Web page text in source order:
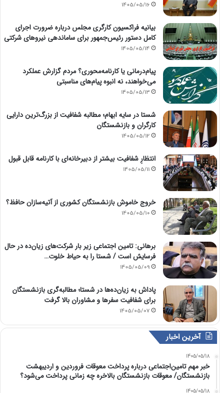
1405/05/16
بیانیه فراکسیون کارگری مجلس درباره ضرورت اجرای
کامل دستور رئیس‌جمهور برای ساماندهی نیروهای شرکتی
1405/05/14
پیام‌درمانی یا کارنامه‌محوری؟ مردم گزارش عملکرد
می‌خواهند، نه انبوه پیام‌های مناسبتی
1405/05/13
شستا در سایه ابهام؛ مطالبه شفافیت از بزرگ‌ترین دارایی
کارگران و بازنشستگان
1405/05/12
انتظارِ شفافیت بیشتر از دبیرخانه‌ای با کارنامه قابل قبول
1405/05/11
خروج خاموش بازنشستگان کشوری از آتیه‌سازان حافظ؟
1405/05/10
برهانی: تامین اجتماعی زیر بار شرکت‌های زیان‌ده در حال
فرسایش است / شستا را به حیاط خلوت…
1405/05/09
پاداش به زیان‌ده‌ها در شستا؛ مطالبه‌گری بازنشستگان
برای شفافیت سفرها و مشاوران بالا گرفت
1405/05/07
آخرین اخبار
1405/05/18
خبر مهم تامین‌اجتماعی درباره پرداخت معوقات فروردین و اردیبهشت
بازنشستگان/ معوقات بازنشستگان بالاخره چه زمانی پرداخت می‌شود؟
1405/05/18